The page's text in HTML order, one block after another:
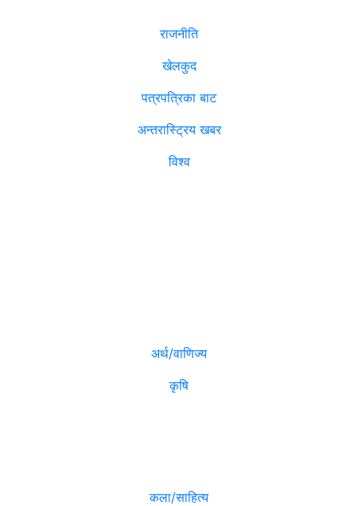
राजनीति
खेलकुद
पत्रपत्रिका बाट
अन्तरास्ट्रिय खबर
विश्व
अर्थ/वाणिज्य
कृषि
कला/साहित्य